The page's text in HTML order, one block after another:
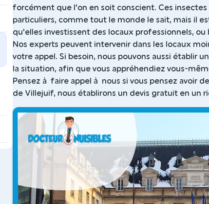
forcément que l'on en soit conscient. Ces insectes
particuliers, comme tout le monde le sait, mais il
qu'elles investissent des locaux professionnels, ou
Nos experts peuvent intervenir dans les locaux
votre appel. Si besoin, nous pouvons aussi établir
la situation, afin que vous appréhendiez vous-
Pensez à faire appel à nous si vous pensez avoir
de Villejuif, nous établirons un devis gratuit en un